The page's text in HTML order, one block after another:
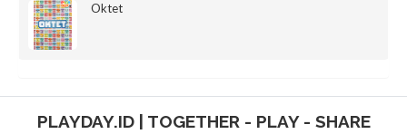
Oktet
PLAYDAY.ID | TOGETHER - PLAY - SHARE